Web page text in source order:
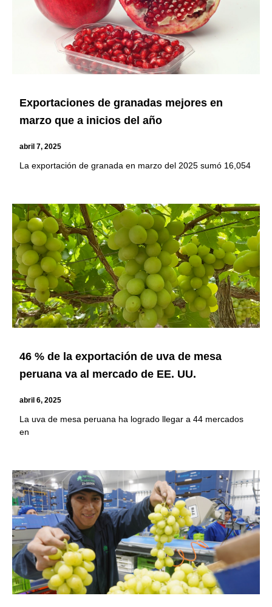
Exportaciones de granadas mejores en
marzo que a inicios del año
abril 7, 2025
La exportación de granada en marzo del 2025 sumó 16,054
46 % de la exportación de uva de mesa
peruana va al mercado de EE. UU.
abril 6, 2025
La uva de mesa peruana ha logrado llegar a 44 mercados
en